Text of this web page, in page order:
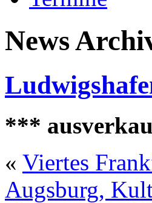
News
***
« Viertes
Augsburg,